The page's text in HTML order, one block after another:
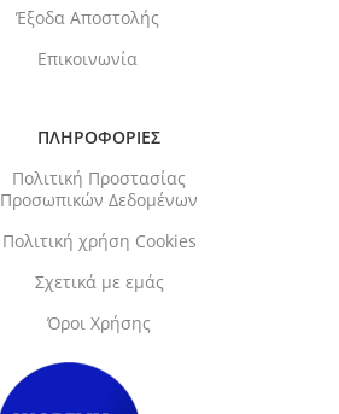
Έξοδα Αποστολής
Επικοινωνία
ΠΛΗΡΟΦΟΡΙΕΣ
Πολιτική Προστασίας
Προσωπικών Δεδομένων
Πολιτική χρήση Cookies
Σχετικά με εμάς
Όροι Χρήσης